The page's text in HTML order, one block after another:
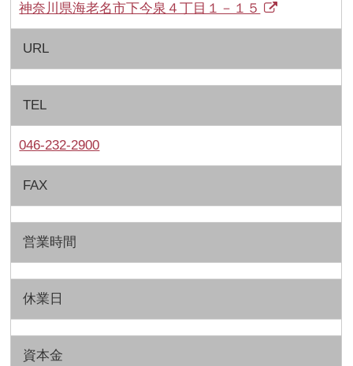
神奈川県海老名市下今泉４丁目１－１５
URL
TEL
046-232-2900
FAX
営業時間
休業日
資本金